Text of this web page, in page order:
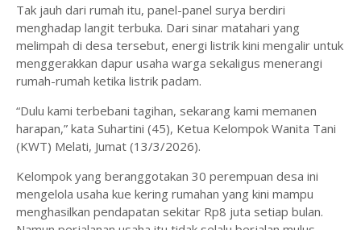
Tak jauh dari rumah itu, panel-panel surya berdiri
menghadap langit terbuka. Dari sinar matahari yang
melimpah di desa tersebut, energi listrik kini mengalir untuk
menggerakkan dapur usaha warga sekaligus menerangi
rumah-rumah ketika listrik padam.
“Dulu kami terbebani tagihan, sekarang kami memanen
harapan,” kata Suhartini (45), Ketua Kelompok Wanita Tani
(KWT) Melati, Jumat (13/3/2026).
Kelompok yang beranggotakan 30 perempuan desa ini
mengelola usaha kue kering rumahan yang kini mampu
menghasilkan pendapatan sekitar Rp8 juta setiap bulan.